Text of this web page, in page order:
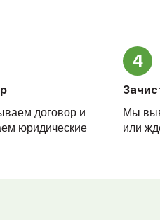
договор и
юридические
4
Мы
или